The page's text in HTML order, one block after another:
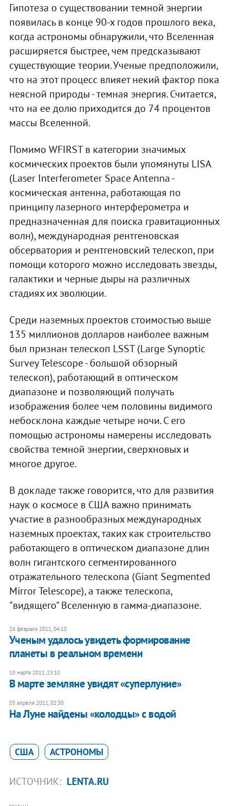
Гипотеза о существовании темной энергии
появилась в конце 90-х годов прошлого века,
когда астрономы обнаружили, что Вселенная
расширяется быстрее, чем предсказывают
существующие теории. Ученые предположили,
что на этот процесс влияет некий фактор пока
неясной природы - темная энергия. Считается,
что на ее долю приходится до 74 процентов
массы Вселенной.
Помимо WFIRST в категории значимых
космических проектов были упомянуты LISA
(Laser Interferometer Space Antenna -
космическая антенна, работающая по
принципу лазерного интерферометра и
предназначенная для поиска гравитационных
волн), международная рентгеновская
обсерватория и рентгеновский телескоп, при
помощи которого можно исследовать звезды,
галактики и черные дыры на различных
стадиях их эволюции.
Среди наземных проектов стоимостью выше
135 миллионов долларов наиболее важным
был признан телескоп LSST (Large Synoptic
Survey Telescope - большой обзорный
телескоп), работающий в оптическом
диапазоне и позволяющий получать
изображения более чем половины видимого
небосклона каждые четыре ночи. С его
помощью астрономы намерены исследовать
свойства темной энергии, сверхновых и
многое другое.
В докладе также говорится, что для развития
наук о космосе в США важно принимать
участие в разнообразных международных
наземных проектах, таких как строительство
работающего в оптическом диапазоне длин
волн гигантского сегментированного
отражательного телескопа (Giant Segmented
Mirror Telescope), а также телескопа,
"видящего" Вселенную в гамма-диапазоне.
26 февраля 2011, 04:10
Ученым удалось увидеть формирование
планеты в реальном времени
10 марта 2011, 23:10
В марте земляне увидят «суперлуние»
05 апреля 2011, 02:30
На Луне найдены «колодцы» с водой
США АСТРОНОМЫ
ИСТОЧНИК: LENTA.RU